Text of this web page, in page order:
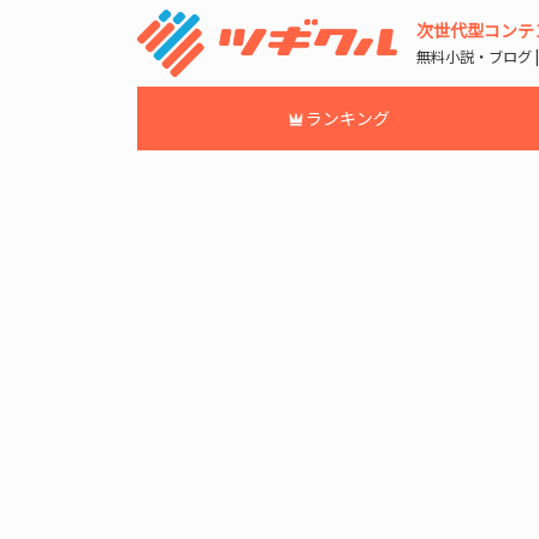
次世代型コン
無料小説・ブログ
ランキング